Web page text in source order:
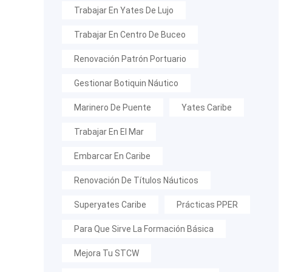
Trabajar En Yates De Lujo
Trabajar En Centro De Buceo
Renovación Patrón Portuario
Gestionar Botiquin Náutico
Marinero De Puente Yates Caribe
Trabajar En El Mar
Embarcar En Caribe
Renovación De Títulos Náuticos
Superyates Caribe Prácticas PPER
Para Que Sirve La Formación Básica
Mejora Tu STCW